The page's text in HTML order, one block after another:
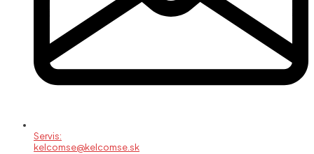
Servis:
kelcomse@kelcomse.sk